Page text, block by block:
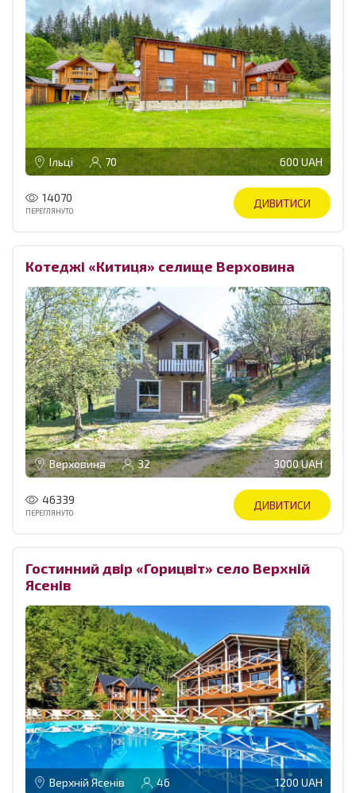
Ільці 70 600 UAH
14070
ПЕРЕГЛЯНУТО
ДИВИТИСИ
Котеджі «Китиця» селище Верховина
Верховина 32 3000 UAH
46339
ПЕРЕГЛЯНУТО
ДИВИТИСИ
Гостинний двір «Горицвіт» село Верхній
Ясенів
Верхній Ясенів 46 1200 UAH